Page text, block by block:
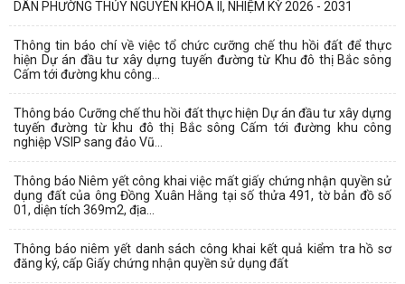
DÂN PHƯỜNG THỦY NGUYÊN KHÓA II, NHIỆM KỲ 2026 - 2031
Thông tin báo chí về việc tổ chức cưỡng chế thu hồi đất để thực
hiện Dự án đầu tư xây dựng tuyến đường từ Khu đô thị Bắc sông
Cấm tới đường khu công...
Thông báo Cưỡng chế thu hồi đất thực hiện Dự án đầu tư xây dựng
tuyến đường từ khu đô thị Bắc sông Cấm tới đường khu công
nghiệp VSIP sang đảo Vũ...
Thông báo Niêm yết công khai việc mất giấy chứng nhận quyền sử
dụng đất của ông Đồng Xuân Hằng tại số thửa 491, tờ bản đồ số
01, diện tích 369m2, địa...
Thông báo niêm yết danh sách công khai kết quả kiểm tra hồ sơ
đăng ký, cấp Giấy chứng nhận quyền sử dụng đất